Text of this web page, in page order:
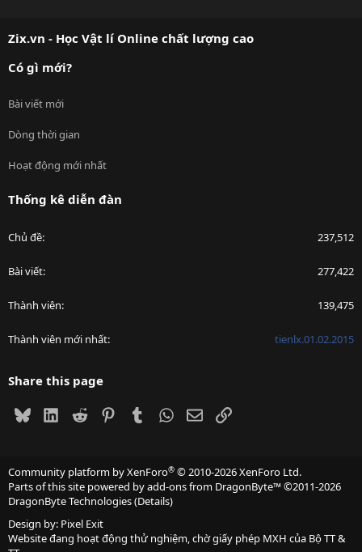
Zix.vn - Học Vật lí Online chất lượng cao
Có gì mới?
Bài viết mới
Dòng thời gian
Hoạt động mới nhất
Thống kê diễn đàn
Chủ đề 237,512
Bài viết 277,422
Thành viên 139,475
Thành viên mới nhất tienlx.01.02.2015
Share this page
BlueskyLinkedIn
Reddit PinterestTumblrWhatsApp
EmailLink
Community platform by XenForo® © 2010-2026 XenForo Ltd.
Parts of this site powered byadd-ons from DragonByte™©2011-2026
DragonByte Technologies(Details)
Design by: Pixel Exit
Website đang hoạt động thử nghiệm, chờ giấy phép MXH của Bộ TT &